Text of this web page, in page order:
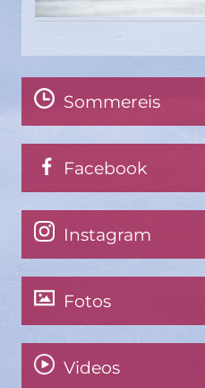
Sommereis
Facebook
Instagram
Fotos
Videos